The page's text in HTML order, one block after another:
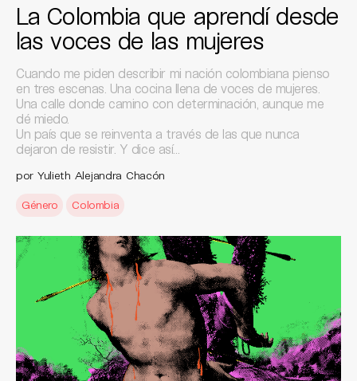
La Colombia que aprendí desde
las voces de las mujeres
Cuando me piden describir mi nación colombiana pienso
en tres escenas. Una cocina llena de voces de mujeres.
Una calle donde camino con determinación, aunque me
dé miedo.
Un país que se reinventa a través de las que nunca
dejaron de resistir. Y dice así…
por Yulieth Alejandra Chacón
Género Colombia